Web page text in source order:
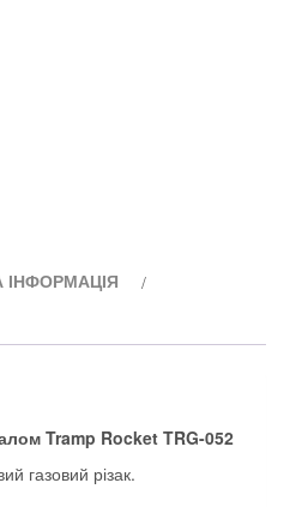
Tramp Rocket TRG-052
газовий різак.